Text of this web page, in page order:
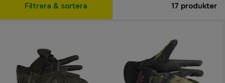
Filtrera & sortera 17 produkter